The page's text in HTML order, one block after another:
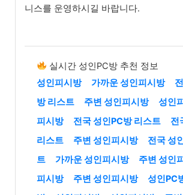
니스를 운영하시길 바랍니다.
실시간 성인PC방 추천 정보
성인피시방
가까운 성인피시방
방 리스트
주변 성인피시방 성인
피시방
전국 성인PC방 리스트
전
리스트
주변 성인피시방
전국 성
트
가까운 성인피시방 주변 성인
피시방
주변 성인피시방 성인PC